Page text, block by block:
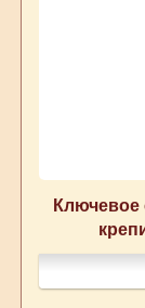
Ключевое